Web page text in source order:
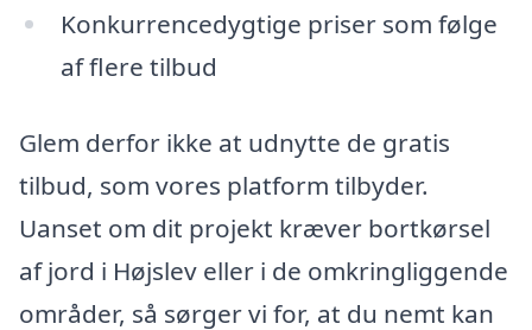
Konkurrencedygtige priser som følge
af flere tilbud
Glem derfor ikke at udnytte de gratis
tilbud, som vores platform tilbyder.
Uanset om dit projekt kræver bortkørsel
af jord i Højslev eller i de omkringliggende
områder, så sørger vi for, at du nemt kan